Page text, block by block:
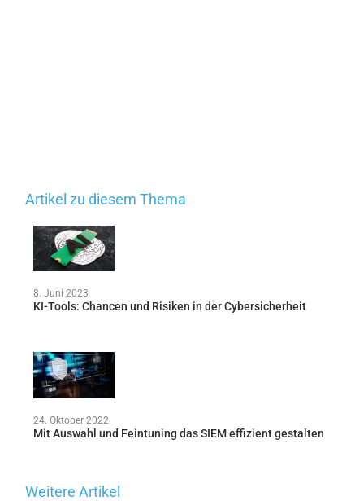
Artikel zu diesem Thema
8. Juni 2023
KI-Tools: Chancen und Risiken in der Cybersicherheit
24. Oktober 2022
Mit Auswahl und Feintuning das SIEM effizient gestalten
Weitere Artikel